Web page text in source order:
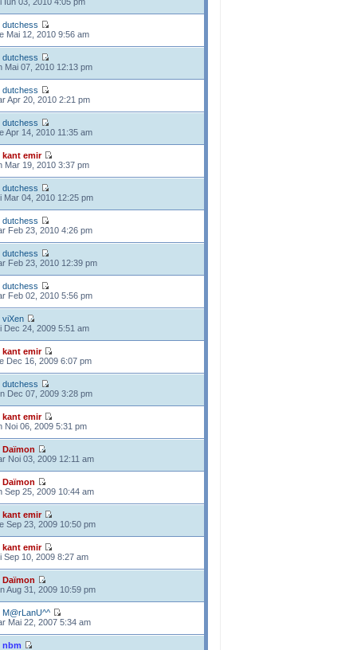
dutchess
Mai 12, 2010 9:56 am
dutchess
Mai 07, 2010 12:13 pm
dutchess
Apr 20, 2010 2:21 pm
dutchess
Apr 14, 2010 11:35 am
kant emir
Mar 19, 2010 3:37 pm
dutchess
Mar 04, 2010 12:25 pm
dutchess
Feb 23, 2010 4:26 pm
dutchess
Feb 23, 2010 12:39 pm
dutchess
Feb 02, 2010 5:56 pm
viXen
Dec 24, 2009 5:51 am
kant emir
Dec 16, 2009 6:07 pm
dutchess
Dec 07, 2009 3:28 pm
kant emir
Noi 06, 2009 5:31 pm
Daïmon
Noi 03, 2009 12:11 am
Daïmon
Sep 25, 2009 10:44 am
kant emir
Sep 23, 2009 10:50 pm
kant emir
Sep 10, 2009 8:27 am
Daïmon
Aug 31, 2009 10:59 pm
M@rLanU^^
Mai 22, 2007 5:34 am
nbm